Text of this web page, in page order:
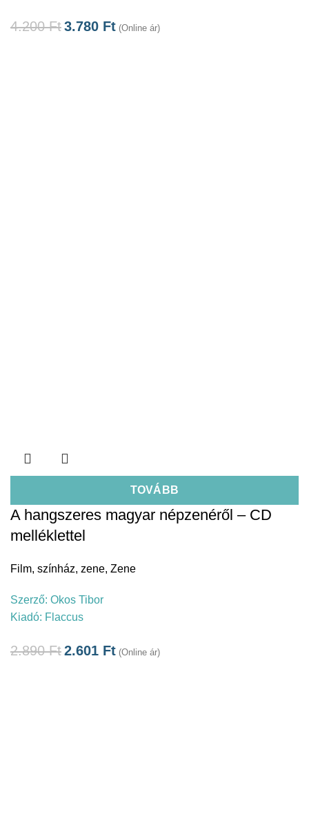
4.200Ft3.780 Ft (Online ár)
TOVÁBB
A hangszeres magyar népzenéről – CD
melléklettel
Film, színház, zene, Zene
Szerző: Okos Tibor
Kiadó: Flaccus
2.890Ft2.601 Ft (Online ár)